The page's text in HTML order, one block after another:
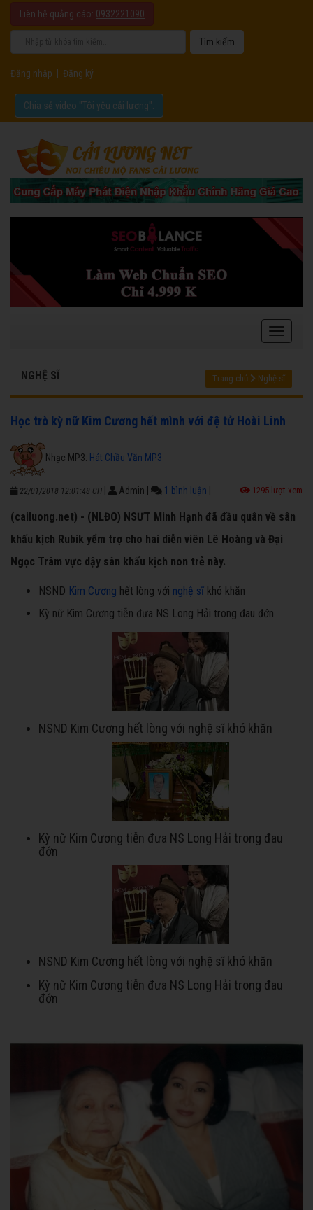
Liên hệ quảng cáo: 0932221090
Đăng nhập Đăng ký
Chia sẻ video "Tôi yêu cải lương".
NGHỆ SĨ Trang chủ Nghệ sĩ
Học trò kỳ nữ Kim Cương hết mình với đệ tử Hoài Linh
Nhạc MP3: Hát Chầu Văn MP3
22/01/2018 12:01:48 CH Admin 1 bình luận 1295 lượt xem
(cailuong.net) - (NLĐO) NSƯT Minh Hạnh đã đầu quân về sân
khấu kịch Rubik yểm trợ cho hai diễn viên Lê Hoàng và Đại
Ngọc Trâm vực dậy sân khấu kịch non trẻ này.
NSND Kim Cương hết lòng với nghệ sĩ khó khăn
Kỳ nữ Kim Cương tiễn đưa NS Long Hải trong đau đớn
NSND Kim Cương hết lòng với nghệ sĩ khó khăn
Kỳ nữ Kim Cương tiễn đưa NS Long Hải trong đau
đớn
NSND Kim Cương hết lòng với nghệ sĩ khó khăn
Kỳ nữ Kim Cương tiễn đưa NS Long Hải trong đau
đớn